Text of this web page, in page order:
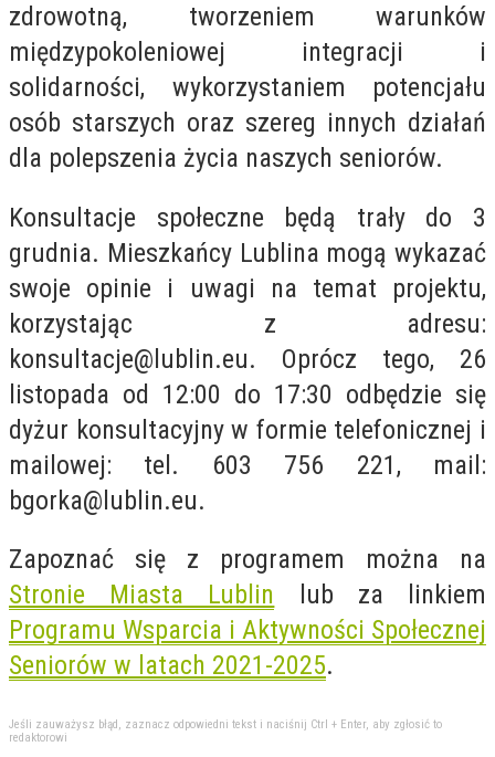
zdrowotną, tworzeniem warunków
międzypokoleniowej integracji i
solidarności, wykorzystaniem potencjału
osób starszych oraz szereg innych działań
dla polepszenia życia naszych seniorów.
Konsultacje społeczne będą trały do 3
grudnia. Mieszkańcy Lublina mogą wykazać
swoje opinie i uwagi na temat projektu,
korzystając z adresu:
konsultacje@lublin.eu. Oprócz tego, 26
listopada od 12:00 do 17:30 odbędzie się
dyżur konsultacyjny w formie telefonicznej i
mailowej: tel. 603 756 221 , mail:
bgorka@lublin.eu.
Zapoznać się z programem można na
Stronie Miasta Lublin lub za linkiem
Programu Wsparcia i Aktywności Społecznej
Seniorów w latach 2021-2025.
Jeśli zauważysz błąd, zaznacz odpowiedni tekst i naciśnij Ctrl + Enter, aby zgłosić to
redaktorowi